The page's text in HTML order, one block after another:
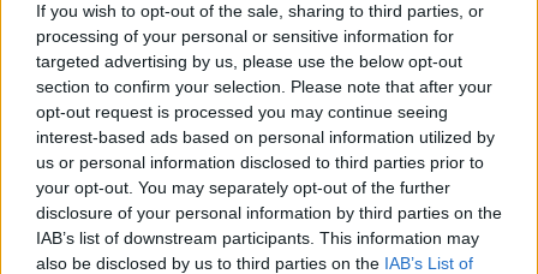
If you wish to opt-out of the sale, sharing to third parties, or
processing of your personal or sensitive information for
targeted advertising by us, please use the below opt-out
section to confirm your selection. Please note that after your
opt-out request is processed you may continue seeing
interest-based ads based on personal information utilized by
us or personal information disclosed to third parties prior to
your opt-out. You may separately opt-out of the further
disclosure of your personal information by third parties on the
IAB’s list of downstream participants. This information may
also be disclosed by us to third parties on the IAB’s List of
Ο Light ποζάρει μαζί με τη σύζυγο
και τον 10 μηνών γιο τους στις
πρώτες καλοκαιρινές διακοπές τους.
SHOWBIZ
Ακύρωσε live εμφάνιση η Ανδρομάχη
λόγω φαρυγγίτιδας - Ζήτησε
συγγνώμη από τους θαυμαστές της
Τουρίστας επιχείρησε να χρηματίσει υπάλληλο
επιχείρησης για του επιτρέψει να ασελγήσει σε
ανήλικη